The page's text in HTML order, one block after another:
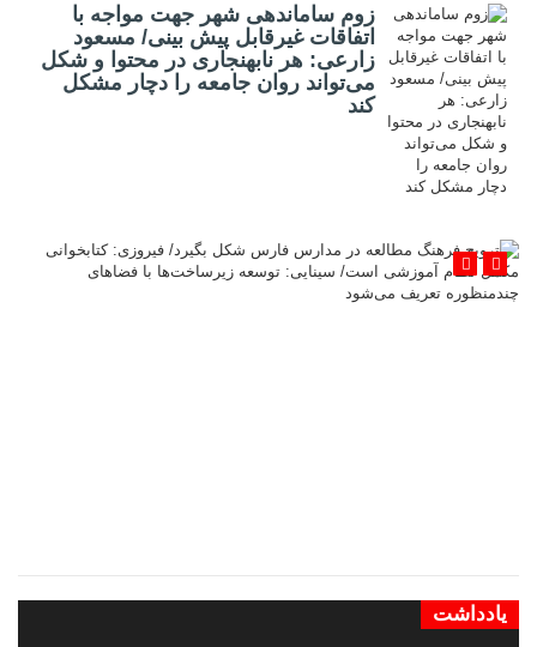
زوم ساماندهی شهر جهت مواجه با
اتفاقات غیرقابل پیش بینی/ مسعود
زارعی: هر نابهنجاری در محتوا و شکل
می‌تواند روان جامعه را دچار مشکل
کند
یادداشت